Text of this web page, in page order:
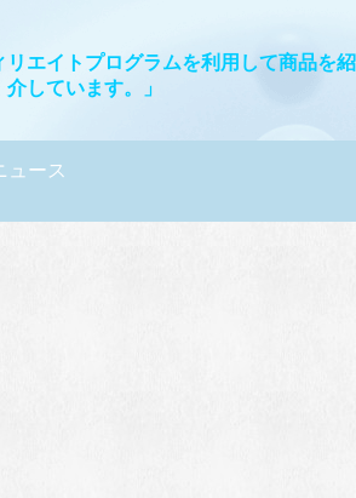
リエイトプログラムを利用して商品を紹
介しています。」
ュース